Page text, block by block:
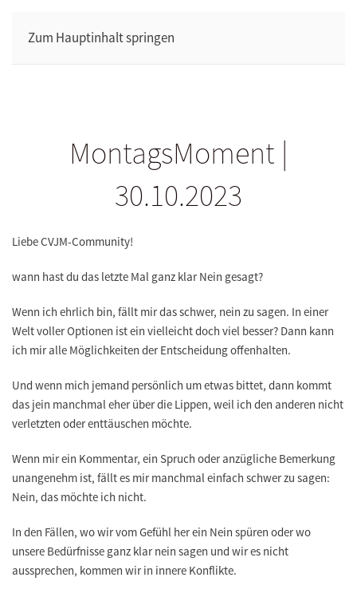
Zum Hauptinhalt springen
MontagsMoment |
30.10.2023
Liebe CVJM-Community!
wann hast du das letzte Mal ganz klar Nein gesagt?
Wenn ich ehrlich bin, fällt mir das schwer, nein zu sagen. In einer
Welt voller Optionen ist ein vielleicht doch viel besser? Dann kann
ich mir alle Möglichkeiten der Entscheidung offenhalten.
Und wenn mich jemand persönlich um etwas bittet, dann kommt
das jein manchmal eher über die Lippen, weil ich den anderen nicht
verletzten oder enttäuschen möchte.
Wenn mir ein Kommentar, ein Spruch oder anzügliche Bemerkung
unangenehm ist, fällt es mir manchmal einfach schwer zu sagen:
Nein, das möchte ich nicht.
In den Fällen, wo wir vom Gefühl her ein Nein spüren oder wo
unsere Bedürfnisse ganz klar nein sagen und wir es nicht
aussprechen, kommen wir in innere Konflikte.